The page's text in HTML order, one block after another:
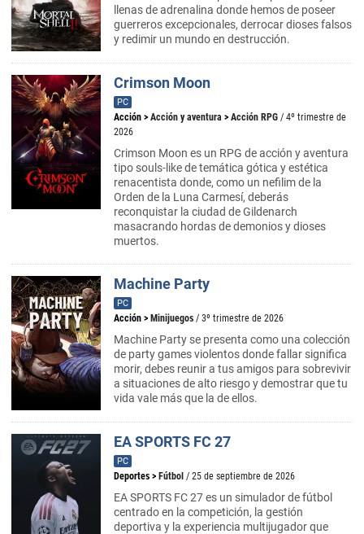
llenas de adrenalina donde hemos de poseer
guerreros excepcionales, derrocar dioses falsos
y redimir un mundo en destrucción.
Crimson Moon
PC
Acción > Acción y aventura > Acción RPG / 4º trimestre de
2026
Crimson Moon es un RPG de acción y aventura
tipo souls-like de temática gótica y estética
renacentista donde, como un nefilim de la
Orden de la Luna Carmesí, deberás
reconquistar la ciudad de Gildenarch
masacrando hordas de demonios y dioses
muertos.
Machine Party
PC
Acción > Minijuegos / 3º trimestre de 2026
Machine Party se presenta como una colección
de party games violentos donde fallar significa
morir, debes reunir a tus amigos para sobrevivir
a situaciones de alto riesgo y demostrar que tu
vida vale más que la de ellos.
EA SPORTS FC 27
PC
Deportes > Fútbol / 25 de septiembre de 2026
EA SPORTS FC 27 es un simulador de fútbol
centrado en la competición, la gestión
deportiva y la experiencia multijugador que